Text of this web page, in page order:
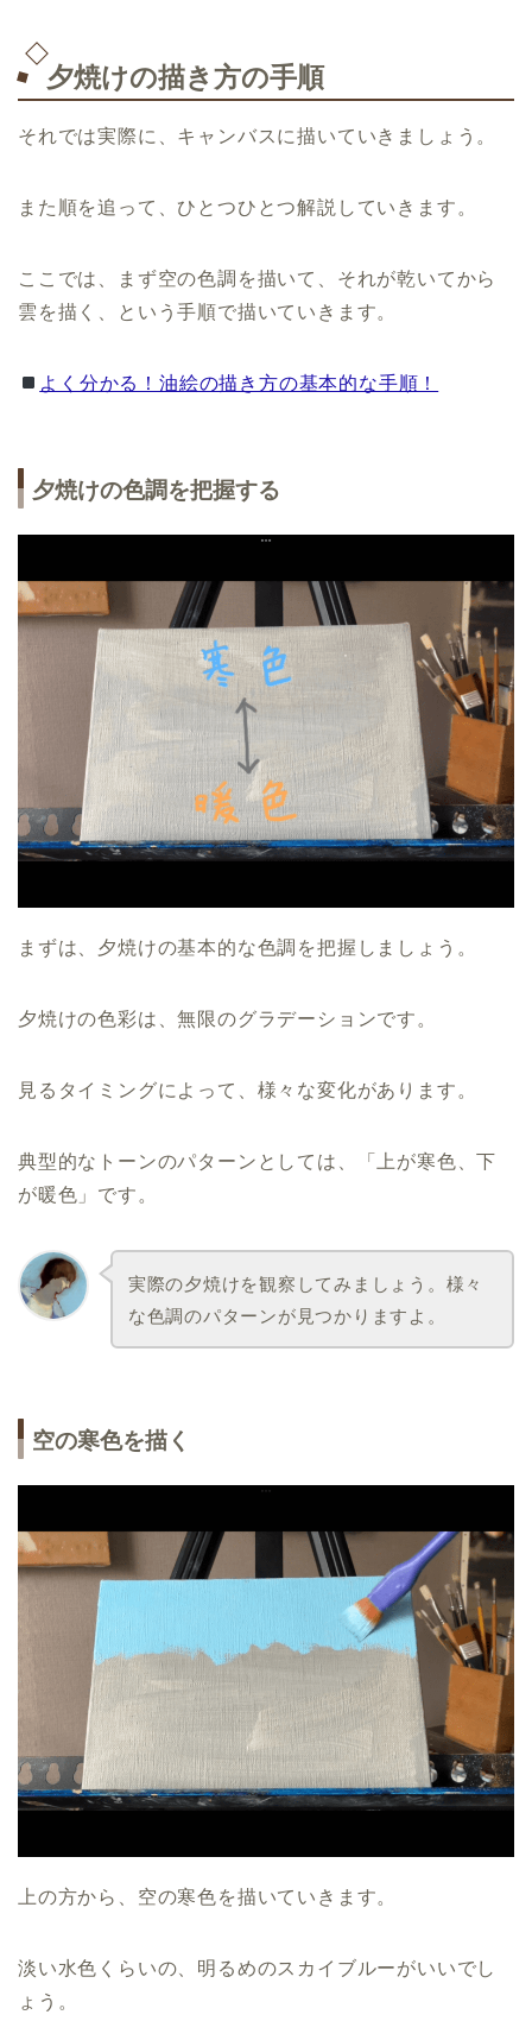
夕焼けの描き方の手順
それでは実際に、キャンバスに描いていきましょう。
また順を追って、ひとつひとつ解説していきます。
ここでは、まず空の色調を描いて、それが乾いてから
雲を描く、という手順で描いていきます。
よく分かる！油絵の描き方の基本的な手順！
夕焼けの色調を把握する
まずは、夕焼けの基本的な色調を把握しましょう。
夕焼けの色彩は、無限のグラデーションです。
見るタイミングによって、様々な変化があります。
典型的なトーンのパターンとしては、「上が寒色、下
が暖色」です。
実際の夕焼けを観察してみましょう。様々
な色調のパターンが見つかりますよ。
空の寒色を描く
上の方から、空の寒色を描いていきます。
淡い水色くらいの、明るめのスカイブルーがいいでし
ょう。